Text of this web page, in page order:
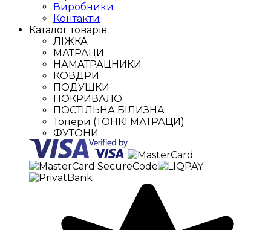
Виробники
Контакти
Каталог товарів
ЛІЖКА
МАТРАЦИ
НАМАТРАЦНИКИ
КОВДРИ
ПОДУШКИ
ПОКРИВАЛО
ПОСТІЛЬНА БІЛИЗНА
Топери (ТОНКІ МАТРАЦИ)
ФУТОНИ